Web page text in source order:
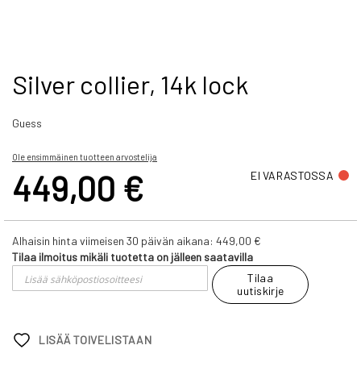
Skip
to
beginning
the
gallery
Silver collier, 14k lock
Guess
Ole ensimmäinen tuotteen arvostelija
449,00 € EI VARASTOSSA
Alhaisin hinta viimeisen 30 päivän aikana: 449,00 €
Tilaa ilmoitus mikäli tuotetta on jälleen saatavilla
Tilaa
uutiskirje
LISÄÄ TOIVELISTAAN